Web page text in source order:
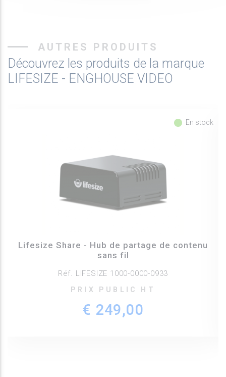
AUTRES PRODUITS
Découvrez les produits de la marque
LIFESIZE - ENGHOUSE VIDEO
fiber_manual_record En stock
Lifesize Share - Hub de partage de contenu
sans fil
Réf. LIFESIZE 1000-0000-0933
PRIX PUBLIC HT
€ 249,00